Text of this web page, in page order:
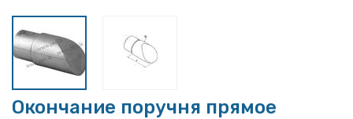
Окончание поручня прямое